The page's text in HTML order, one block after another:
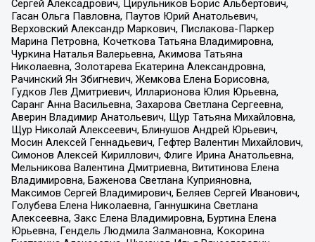
Сергей Алексадрович, Цирульников Борис Альбертович,
Гасан Ольга Павловна, Паутов Юрий Анатольевич,
Верховский Александр Маркович, Пислакова-Паркер
Марина Петровна, Кочеткова Татьяна Владимировна,
Чуркина Наталья Валерьевна, Акимова Татьяна
Николаевна, Золотарева Екатерина Александровна,
Рачинский Ян Збигневич, Жемкова Елена Борисовна,
Гудков Лев Дмитриевич, Илларионова Юлия Юрьевна,
Саранг Анна Васильевна, Захарова Светлана Сергеевна,
Аверин Владимир Анатольевич, Щур Татьяна Михайловна,
Щур Николай Алексеевич, Блинушов Андрей Юрьевич,
Мосин Алексей Геннадьевич, Гефтер Валентин Михайлович,
Симонов Алексей Кириллович, Флиге Ирина Анатольевна,
Мельникова Валентина Дмитриевна, Вититинова Елена
Владимировна, Баженова Светлана Куприяновна,
Максимов Сергей Владимирович, Беляев Сергей Иванович,
Голубева Елена Николаевна, Ганнушкина Светлана
Алексеевна, Закс Елена Владимировна, Буртина Елена
Юрьевна, Гендель Людмила Залмановна, Кокорина